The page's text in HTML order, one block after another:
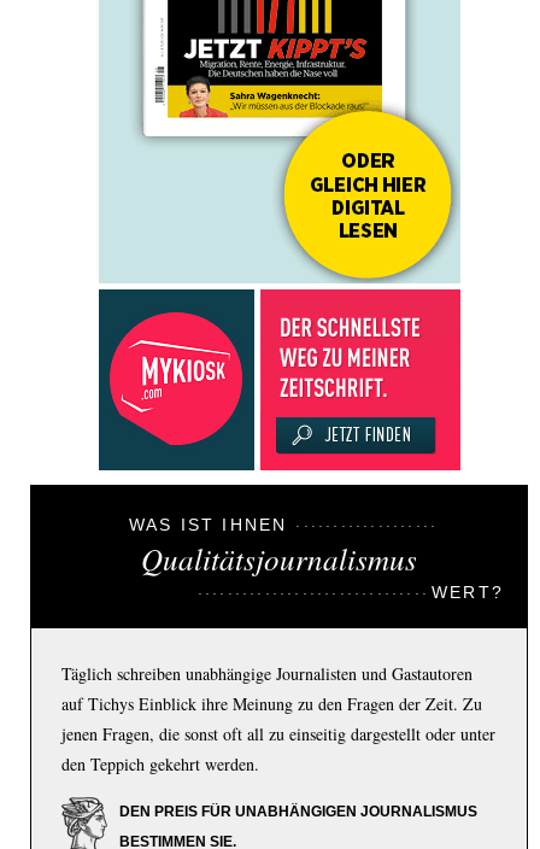
WAS IST IHNEN
Qualitätsjournalismus
WERT?
Täglich schreiben unabhängige Journalisten und Gastautoren
auf Tichys Einblick ihre Meinung zu den Fragen der Zeit. Zu
jenen Fragen, die sonst oft all zu einseitig dargestellt oder unter
den Teppich gekehrt werden.
DEN PREIS FÜR UNABHÄNGIGEN JOURNALISMUS
BESTIMMEN SIE.